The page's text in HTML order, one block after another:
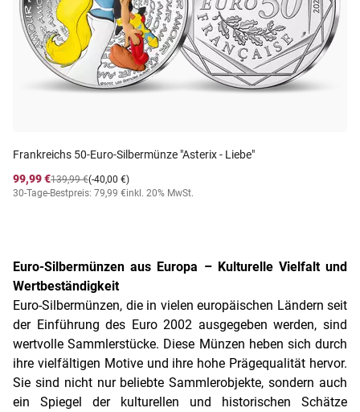
Frankreichs 50-Euro-Silbermünze "Asterix - Liebe"
99,99 €
(-40,00 €)
139,99 €
30-Tage-Bestpreis: 79,99 €inkl. 20% MwSt.
Euro-Silbermünzen aus Europa – Kulturelle Vielfalt und
Wertbeständigkeit
Euro-Silbermünzen, die in vielen europäischen Ländern seit
der Einführung des Euro 2002 ausgegeben werden, sind
wertvolle Sammlerstücke. Diese Münzen heben sich durch
ihre vielfältigen Motive und ihre hohe Prägequalität hervor.
Sie sind nicht nur beliebte Sammlerobjekte, sondern auch
ein Spiegel der kulturellen und historischen Schätze